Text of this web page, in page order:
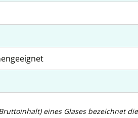
eines Glases bezeichnet